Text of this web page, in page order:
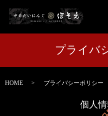
プライバ
HOME プライバシーポリシー
個人